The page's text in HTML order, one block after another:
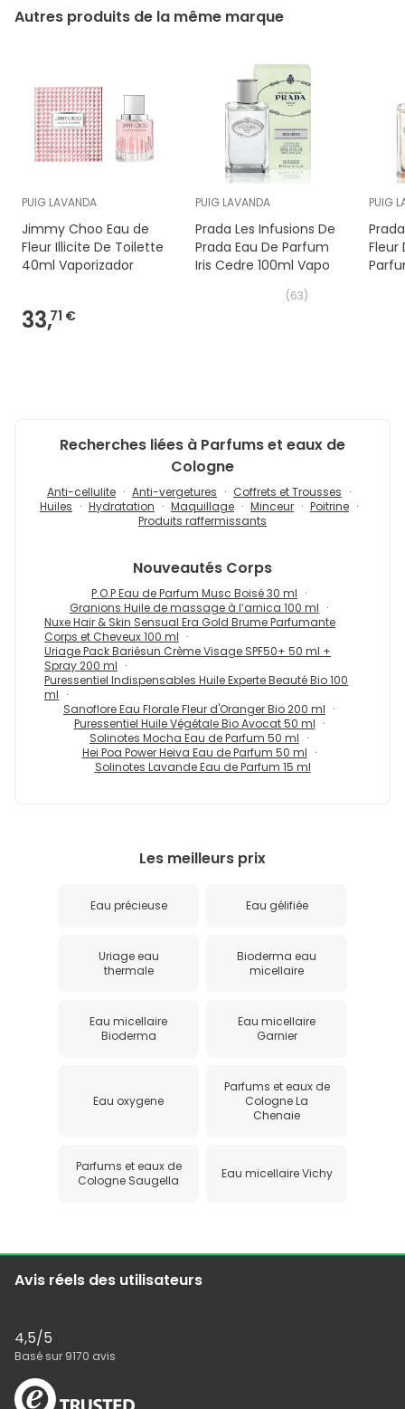
Autres produits de la même marque
PUIG LAVANDA
Jimmy Choo Eau de
Fleur Illicite De Toilette
40ml Vaporizador
33,71 €
PUIG LAVANDA
Prada Les Infusions De
Prada Eau De Parfum
Iris Cedre 100ml Vapo
(63)
PUIG
Fleur
Recherches liées à Parfums et eaux de
Cologne
Anti-cellulite Anti-vergetures
Coffrets et Trousses
Huiles
Hydratation Maquillage Minceur
Poitrine
Produits raffermissants
Nouveautés Corps
P.O.P Eau de Parfum Musc Boisé 30 ml
Granions Huile de massage à l’arnica 100 ml
Nuxe Hair & Skin Sensual Era Gold Brume Parfumante
Corps et Cheveux 100 ml
Uriage Pack Bariésun Crème Visage SPF50+ 50 ml +
Spray 200 ml
Puressentiel Indispensables Huile Experte Beauté Bio 100
ml
Sanoflore Eau Florale Fleur d'Oranger Bio 200 ml
Puressentiel Huile Végétale Bio Avocat 50 ml
Solinotes Mocha Eau de Parfum 50 ml
Hei Poa Power Heiva Eau de Parfum 50 ml
Solinotes Lavande Eau de Parfum 15 ml
Les meilleurs prix
Eau précieuse Eau gélifiée
Uriage eau
thermale
Bioderma eau
micellaire
Eau micellaire
Bioderma
Eau micellaire
Garnier
Eau oxygene
Parfums et eaux de
Cologne La
Chenaie
Parfums et eaux de
Cologne Saugella
Eau micellaire Vichy
Avis réels des utilisateurs
4,5/5
Basé sur 9170 avis